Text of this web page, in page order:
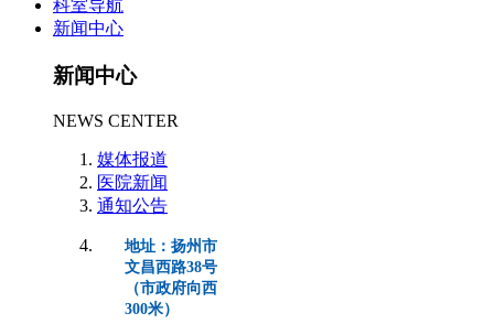
科室导航
新闻中心
新闻中心
NEWS CENTER
媒体报道
医院新闻
通知公告
地址：扬州市
文昌西路38号
（市政府向西
300米）